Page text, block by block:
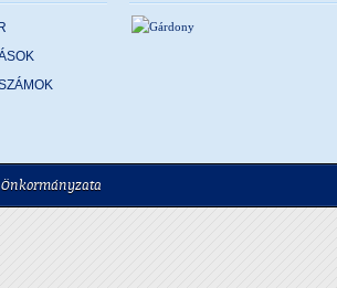
Önkormányzata